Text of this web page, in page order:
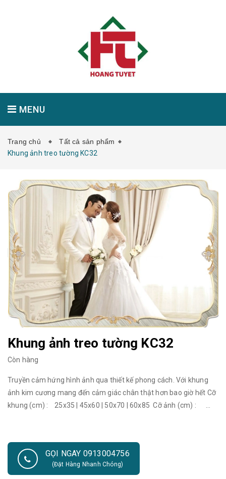
MENU
GIỚI THIỆU SẢN PHẨM
LIÊN HỆ
Trang chủ
Tất cả sản phẩm
Khung ảnh treo tường KC32
Khung ảnh treo tường KC32
Còn hàng
Truyền cảm hứng hình ảnh qua thiết kế phong cách. Với khung
ảnh kim cương mang đến cảm giác chân thật hơn bao giờ hết Cỡ
khung (cm) : 25x35 | 45x60 | 50x70 | 60x85 Cỡ ảnh (cm) :
110x170 Khung ảnh đẹp treo tường đang trở thành một trào lưu
trang trí nội thất hiện nay. Với nhiều kiểu dáng, màu sắc khác
nhau, các bộ khung ảnh treo tường độc đáo phù hợp để lắp đặt
GỌI NGAY 0913004756
(Đặt Hàng Nhanh Chóng)